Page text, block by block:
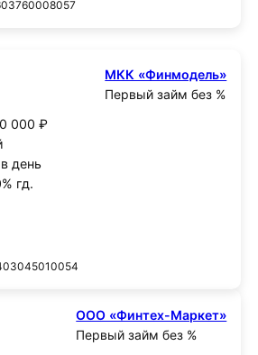
МКК «Финмодель»
Первый займ без %
000 ₽
день
гд.
ООО «Финтех-Маркет»
Первый займ без %